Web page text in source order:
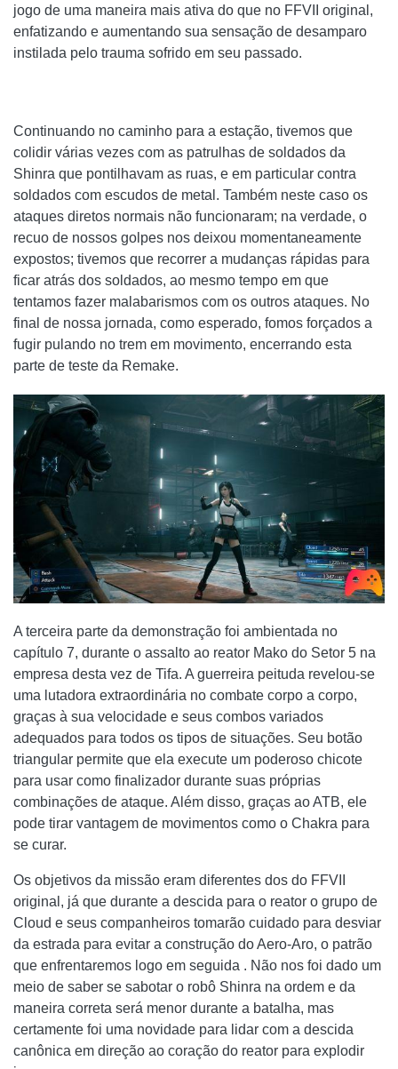
jogo de uma maneira mais ativa do que no FFVII original,
enfatizando e aumentando sua sensação de desamparo
instilada pelo trauma sofrido em seu passado.
Continuando no caminho para a estação, tivemos que
colidir várias vezes com as patrulhas de soldados da
Shinra que pontilhavam as ruas, e em particular contra
soldados com escudos de metal. Também neste caso os
ataques diretos normais não funcionaram; na verdade, o
recuo de nossos golpes nos deixou momentaneamente
expostos; tivemos que recorrer a mudanças rápidas para
ficar atrás dos soldados, ao mesmo tempo em que
tentamos fazer malabarismos com os outros ataques. No
final de nossa jornada, como esperado, fomos forçados a
fugir pulando no trem em movimento, encerrando esta
parte de teste da Remake.
A terceira parte da demonstração foi ambientada no
capítulo 7, durante o assalto ao reator Mako do Setor 5 na
empresa desta vez de Tifa. A guerreira peituda revelou-se
uma lutadora extraordinária no combate corpo a corpo,
graças à sua velocidade e seus combos variados
adequados para todos os tipos de situações. Seu botão
triangular permite que ela execute um poderoso chicote
para usar como finalizador durante suas próprias
combinações de ataque. Além disso, graças ao ATB, ele
pode tirar vantagem de movimentos como o Chakra para
se curar.
Os objetivos da missão eram diferentes dos do FFVII
original, já que durante a descida para o reator o grupo de
Cloud e seus companheiros tomarão cuidado para desviar
da estrada para evitar a construção do Aero-Aro, o patrão
que enfrentaremos logo em seguida . Não nos foi dado um
meio de saber se sabotar o robô Shinra na ordem e da
maneira correta será menor durante a batalha, mas
certamente foi uma novidade para lidar com a descida
canônica em direção ao coração do reator para explodir